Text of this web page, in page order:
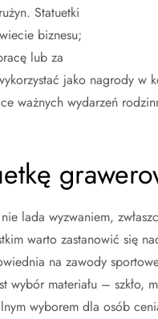
Statuetki
biznesu;
lub za
jako nagrody w
ważnych wydarzeń
lada wyzwaniem,
warto zastanowić się
na zawody
wybór materiału – szkło,
wyborem dla osób